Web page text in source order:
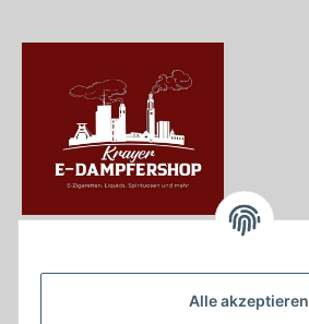
Alle akzeptieren
Krayerstraße 249